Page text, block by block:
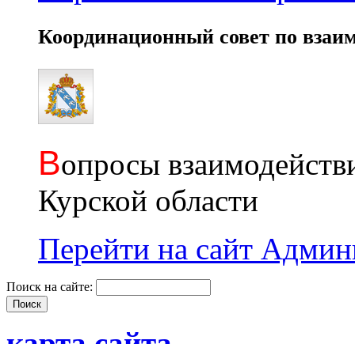
Координационный совет по
Вопросы
Курской области
Перейти на сайт
Поиск на сайте: